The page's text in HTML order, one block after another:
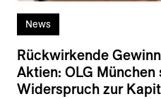
News
Rückwirkende
Aktien: OLG
Widerspruch zur